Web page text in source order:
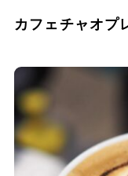
カフェチャオ